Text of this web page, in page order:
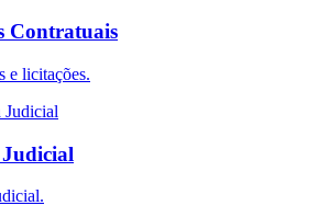
Contratuais
e licitações.
Judicial